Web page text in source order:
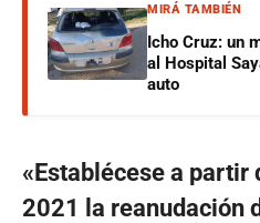
MIRÁ TAMBIÉN
Icho Cruz: un
al Hospital
auto
«Establécese a partir
2021 la reanudación